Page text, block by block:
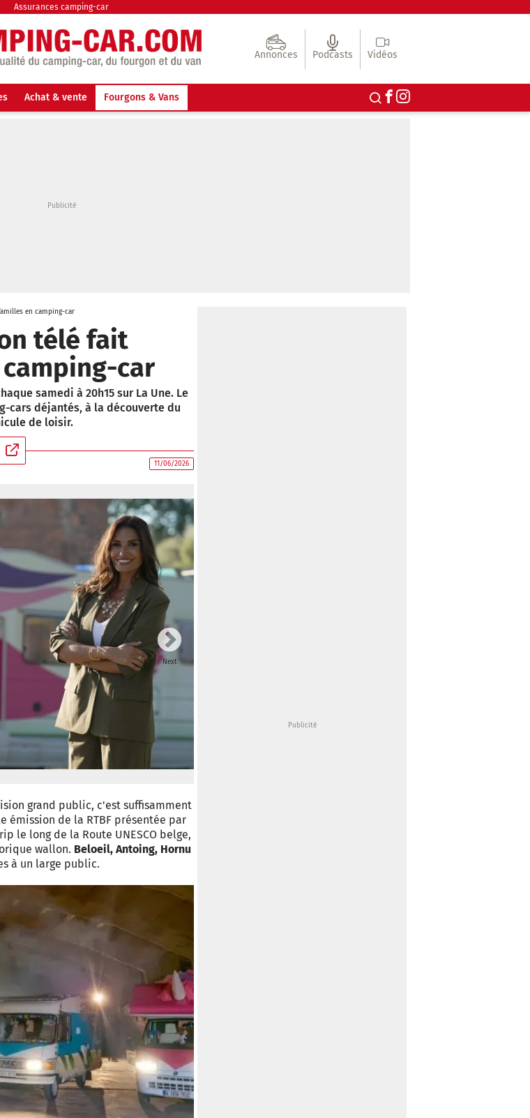
Assurances camping-car
Annonces Podcasts Vidéos
Achat & vente Fourgons & Vans
en camping-car
télé fait
car
samedi à 20h15 sur La Une. Le
cars déjantés, à la découverte du
de loisir.
11/06/2026
Next
grand public, c'est suffisamment
émission de la RTBF présentée par
le long de la Route UNESCO belge,
wallon. Beloeil, Antoing, Hornu
à un large public.